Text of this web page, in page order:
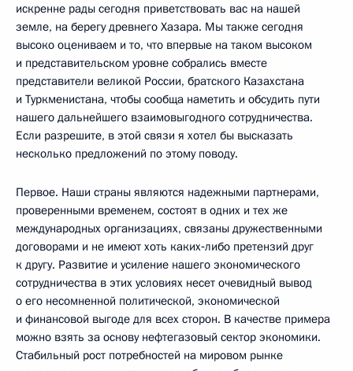
искренне рады сегодня приветствовать вас на нашей
земле, на берегу древнего Хазара. Мы также сегодня
высоко оцениваем и то, что впервые на таком высоком
и представительском уровне собрались вместе
представители великой России, братского Казахстана
и Туркменистана, чтобы сообща наметить и обсудить пути
нашего дальнейшего взаимовыгодного сотрудничества.
Если разрешите, в этой связи я хотел бы высказать
несколько предложений по этому поводу.
Первое. Наши страны являются надежными партнерами,
проверенными временем, состоят в одних и тех же
международных организациях, связаны дружественными
договорами и не имеют хоть каких‑либо претензий друг
к другу. Развитие и усиление нашего экономического
сотрудничества в этих условиях несет очевидный вывод
о его несомненной политической, экономической
и финансовой выгоде для всех сторон. В качестве примера
можно взять за основу нефтегазовый сектор экономики.
Стабильный рост потребностей на мировом рынке